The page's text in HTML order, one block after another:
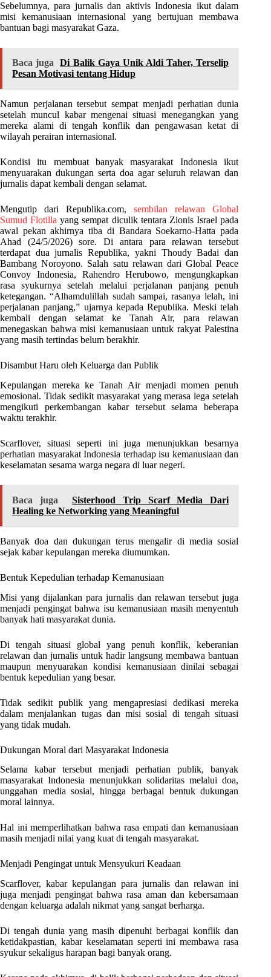
Sebelumnya, para jurnalis dan aktivis Indonesia ikut dalam
misi kemanusiaan internasional yang bertujuan membawa
bantuan bagi masyarakat Gaza.
Baca juga
Di Balik Gaya Unik Aldi Taher, Terselip
Pesan Motivasi tentang Hidup
Namun perjalanan tersebut sempat menjadi perhatian dunia
setelah muncul kabar mengenai situasi menegangkan yang
mereka alami di tengah konflik dan pengawasan ketat di
wilayah perairan internasional.
Kondisi itu membuat banyak masyarakat Indonesia ikut
menyuarakan dukungan serta doa agar seluruh relawan dan
jurnalis dapat kembali dengan selamat.
Mengutip dari Republika.com,sembilan relawan Global
Sumud Flotilla yang sempat diculik tentara Zionis Israel pada
awal pekan akhirnya tiba di Bandara Soekarno-Hatta pada
Ahad (24/5/2026) sore. Di antara para relawan tersebut
terdapat dua jurnalis Republika, yakni Thoudy Badai dan
Bambang Noroyono. Salah satu relawan dari Global Peace
Convoy Indonesia, Rahendro Herubowo, mengungkapkan
rasa syukurnya setelah melalui perjalanan panjang penuh
ketegangan. “Alhamdulillah sudah sampai, rasanya lelah, ini
perjalanan panjang,” ujarnya kepada Republika. Meski telah
kembali dengan selamat ke Tanah Air, para relawan
menegaskan bahwa misi kemanusiaan untuk rakyat Palestina
yang masih tertindas belum berakhir.
Disambut Haru oleh Keluarga dan Publik
Kepulangan mereka ke Tanah Air menjadi momen penuh
emosional. Tidak sedikit masyarakat yang merasa lega setelah
mengikuti perkembangan kabar tersebut selama beberapa
waktu terakhir.
Scarflover, situasi seperti ini juga menunjukkan besarnya
perhatian masyarakat Indonesia terhadap isu kemanusiaan dan
keselamatan sesama warga negara di luar negeri.
Baca juga
Sisterhood Trip Scarf Media Dari
Healing ke Networking yang Meaningful
Banyak doa dan dukungan terus mengalir di media sosial
sejak kabar kepulangan mereka diumumkan.
Bentuk Kepedulian terhadap Kemanusiaan
Misi yang dijalankan para jurnalis dan relawan tersebut juga
menjadi pengingat bahwa isu kemanusiaan masih menyentuh
banyak hati masyarakat dunia.
Di tengah situasi global yang penuh konflik, keberanian
relawan dan jurnalis untuk hadir langsung membawa bantuan
maupun menyuarakan kondisi kemanusiaan dinilai sebagai
bentuk kepedulian yang besar.
Tidak sedikit publik yang mengapresiasi dedikasi mereka
dalam menjalankan tugas dan misi sosial di tengah situasi
yang tidak mudah.
Dukungan Moral dari Masyarakat Indonesia
Selama kabar tersebut menjadi perhatian publik, banyak
masyarakat Indonesia menunjukkan solidaritas melalui doa,
unggahan media sosial, hingga berbagai bentuk dukungan
moral lainnya.
Hal ini memperlihatkan bahwa rasa empati dan kemanusiaan
masih menjadi nilai yang kuat di tengah masyarakat.
Menjadi Pengingat untuk Mensyukuri Keadaan
Scarflover, kabar kepulangan para jurnalis dan relawan ini
juga menjadi pengingat bahwa rasa aman dan kebersamaan
dengan keluarga adalah nikmat yang sangat berharga.
Di tengah dunia yang masih dipenuhi berbagai konflik dan
ketidakpastian, kabar keselamatan seperti ini membawa rasa
syukur sekaligus harapan bagi banyak orang.